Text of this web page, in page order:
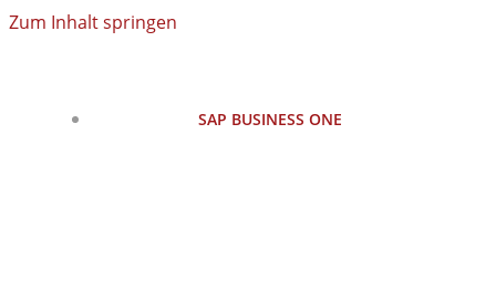
Zum Inhalt springen
SAP BUSINESS ONE